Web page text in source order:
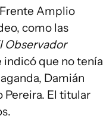
Amplio
como las
Observador
indicó que no tenía
Damián
Pereira. El titular